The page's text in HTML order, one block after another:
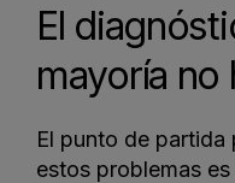
El
mayoría no
El punto de partida
estos problemas